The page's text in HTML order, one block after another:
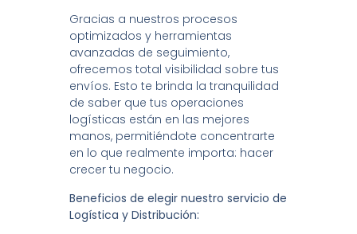
Gracias a nuestros procesos
optimizados y herramientas
avanzadas de seguimiento,
ofrecemos total visibilidad sobre tus
envíos. Esto te brinda la tranquilidad
de saber que tus operaciones
logísticas están en las mejores
manos, permitiéndote concentrarte
en lo que realmente importa: hacer
crecer tu negocio.
Beneficios de elegir nuestro servicio de
Logística y Distribución: